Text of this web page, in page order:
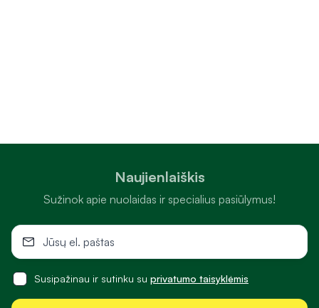
Naujienlaiškis
Sužinok apie nuolaidas ir specialius pasiūlymus!
Susipažinau ir sutinku su privatumo taisyklėmis